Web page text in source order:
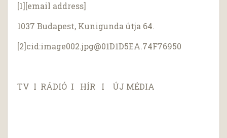
[1][email address]
1037 Budapest, Kunigunda útja 64.
[2]cid:image002.jpg@01D1D5EA.74F76950
TV I RÁDIÓ I HÍR I ÚJ MÉDIA